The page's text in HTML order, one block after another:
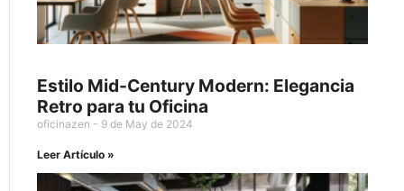
Estilo Mid-Century Modern: Elegancia
Retro para tu Oficina
oficinazen 9 de May de 2024
Leer Artículo »